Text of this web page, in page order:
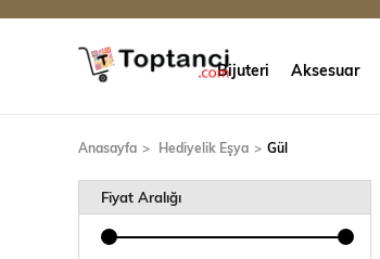
Bijuteri Aksesuar
Anasayfa Hediyelik Eşya Gül
Fiyat Aralığı